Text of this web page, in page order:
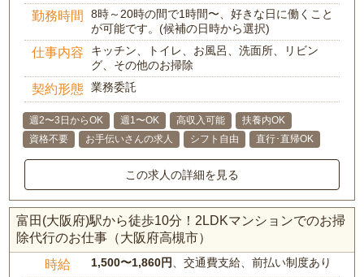
勤務時間
8時～20時の間で1時間〜、好きな日に働くこと
が可能です。(候補の日時から選択)
仕事内容
キッチン、トイレ、お風呂、洗面所、リビン
グ、その他のお掃除
契約形態 業務委託
週2〜3日からOK 週1〜OK 高収入可能
扶養内OK
資格不要
お手伝いさんの求人 シフト自由 直行･直帰OK
この求人の詳細を見る
富田(大阪府)駅から徒歩10分！2LDKマンションでのお掃
除代行のお仕事（大阪府高槻市）
時給 1,500〜1,860円、交通費支給、前払い制度あり